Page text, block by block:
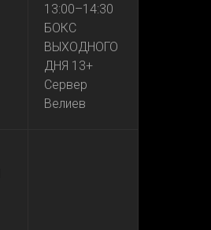
13:00–14:30
БОКС
ВЫХОДНОГО
ДНЯ 13+
Сервер
Велиев